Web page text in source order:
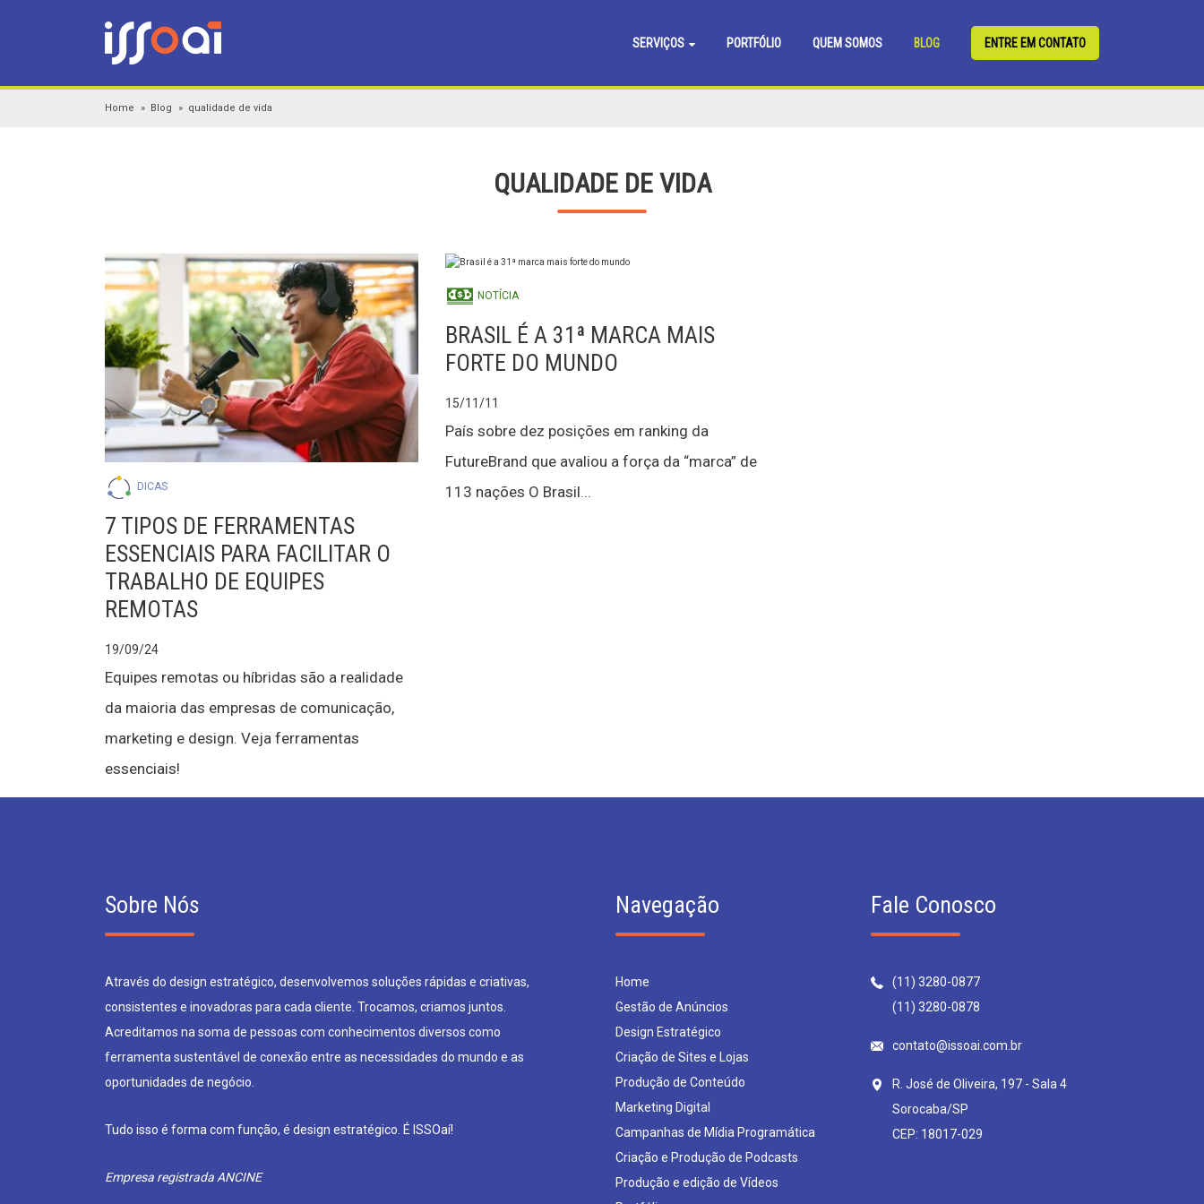
SERVIÇOS PORTFÓLIO QUEM SOMOS BLOG ENTRE EM CONTATO
Home Blog qualidade de vida
QUALIDADE DE VIDA
DICAS
7 TIPOS DE FERRAMENTAS
ESSENCIAIS PARA FACILITAR O
TRABALHO DE EQUIPES
REMOTAS
19/09/24
Equipes remotas ou híbridas são a realidade
da maioria das empresas de comunicação,
marketing e design. Veja ferramentas
essenciais!
NOTÍCIA
BRASIL É A 31ª MARCA MAIS
FORTE DO MUNDO
15/11/11
País sobre dez posições em ranking da
FutureBrand que avaliou a força da “marca” de
113 nações O Brasil...
Sobre Nós
Através do design estratégico, desenvolvemos soluções rápidas e criativas,
consistentes e inovadoras para cada cliente. Trocamos, criamos juntos.
Acreditamos na soma de pessoas com conhecimentos diversos como
ferramenta sustentável de conexão entre as necessidades do mundo e as
oportunidades de negócio.
Tudo isso é forma com função, é design estratégico. É ISSOaí!
Empresa registrada ANCINE
Navegação
Home
Gestão de Anúncios
Design Estratégico
Criação de Sites e Lojas
Produção de Conteúdo
Marketing Digital
Campanhas de Mídia Programática
Criação e Produção de Podcasts
Produção e edição de Vídeos
Fale Conosco
(11) 3280-0877
(11) 3280-0878
contato@issoai.com.br
R. José de Oliveira, 197 - Sala 4
Sorocaba/SP
CEP: 18017-029